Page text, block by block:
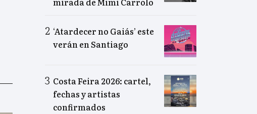
‘Atardecer no Gaiás’ este
verán en Santiago
Costa Feira 2026: cartel,
fechas y artistas
confirmados